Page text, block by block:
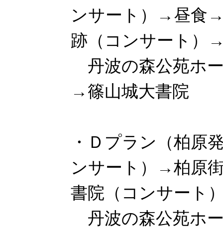
ンサート）→昼食
跡（コンサート）
丹波の森公苑ホ
→篠山城大書院
・Ｄプラン（柏原
ンサート）→柏原
書院（コンサート
丹波の森公苑ホ